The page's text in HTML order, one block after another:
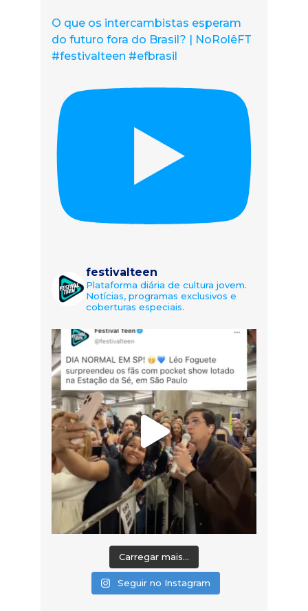
O que os intercambistas esperam
do futuro fora do Brasil? | NoRolêFT
#festivalteen #efbrasil
festivalteen
Plataforma diária de cultura jovem.
Notícias, programas exclusivos e
coberturas especiais.
Carregar mais...
Seguir no Instagram